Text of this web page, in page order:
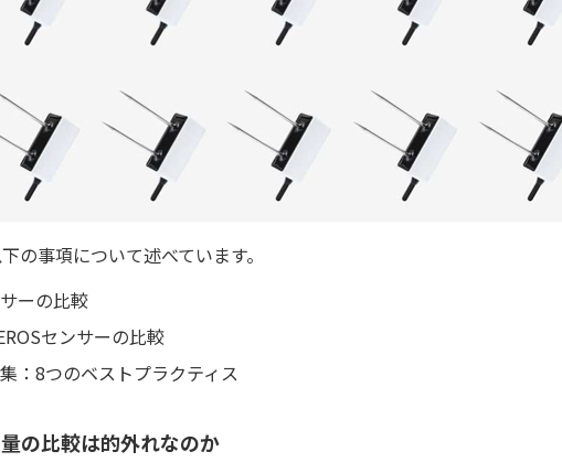
の事項について述べています。
ーの比較
センサーの比較
：8つのベストプラクティス
の比較は的外れなのか